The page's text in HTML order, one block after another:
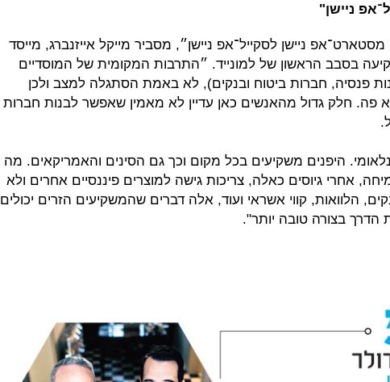
ניישן"
ניישן לסקייל־אפ ניישן״, מסביר מייקל אייזנברג, מייסד
בסבב הראשון של למונייד. ״התרבות המקומית של המוסדיים
פנסיה, חברות ביטוח ובנקים), לא באמת הסתגלה למצב ולכן
פה. חלק גדול מהאנשים כאן עדיין לא מאמין שאפשר לבנות חברות
היפנים משקיעים בכל מקום וכך גם הסינים והאמריקאים. מה
אחרי גיוסים כאלה, צריכות גישה למוצרים פיננסיים אחרים ולא
הלוואות, קווי אשראי ועוד, אלה דברים שהמשקיעים הזרים יכולים
בצורה טובה יותר".